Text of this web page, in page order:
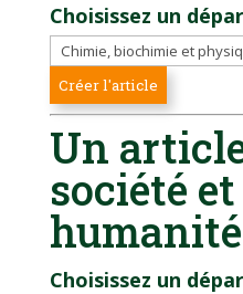
Choisissez un
Un
société et
Choisissez un